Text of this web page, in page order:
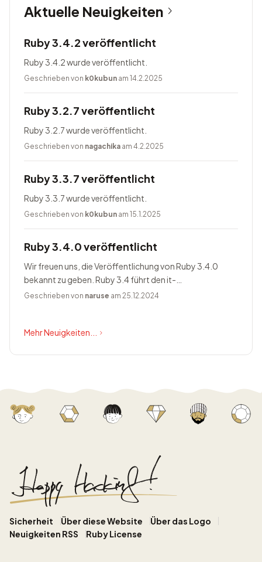
Aktuelle Neuigkeiten
Ruby 3.4.2 veröffentlicht
Ruby 3.4.2 wurde veröffentlicht.
Geschrieben von k0kubun am 14.2.2025
Ruby 3.2.7 veröffentlicht
Ruby 3.2.7 wurde veröffentlicht.
Geschrieben von nagachika am 4.2.2025
Ruby 3.3.7 veröffentlicht
Ruby 3.3.7 wurde veröffentlicht.
Geschrieben von k0kubun am 15.1.2025
Ruby 3.4.0 veröffentlicht
Wir freuen uns, die Veröffentlichung von Ruby 3.4.0
bekannt zu geben. Ruby 3.4 führt den it-
Blockparameter ein, ändert Prism zum Standardparser,
Geschrieben von naruse am 25.12.2024
Mehr Neuigkeiten...
Sicherheit Über diese Website
Über das Logo
Neuigkeiten RSS
Ruby License